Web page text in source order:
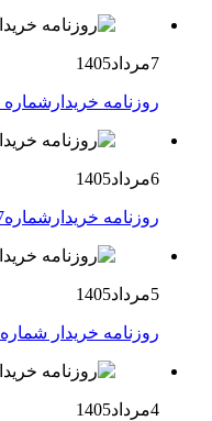
7مرداد1405
روزنامه خریدارشماره 2198
6مرداد1405
روزنامه خریدارشماره2197
5مرداد1405
روزنامه خریدار شماره2196
4مرداد1405